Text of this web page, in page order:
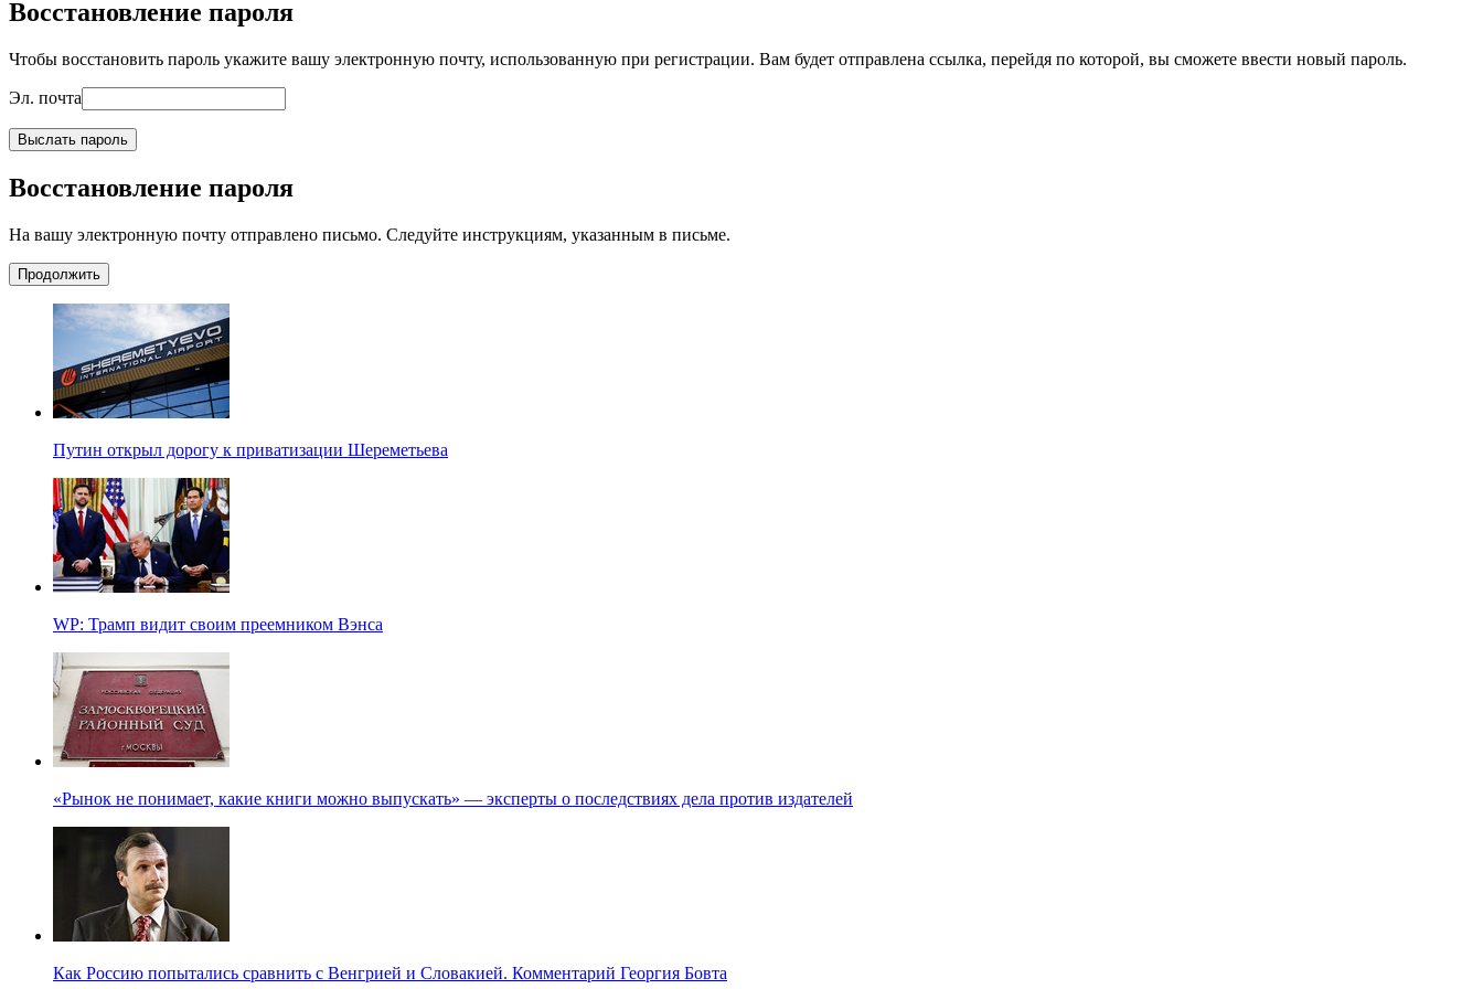
Восстановление пароля
Чтобы восстановить пароль укажите вашу электронную почту, использованную при регистрации. Вам будет отправлена ссылка, перейдя по которой, вы сможете ввести новый пароль.
Эл. почта
Выслать пароль
Восстановление пароля
На вашу электронную почту отправлено письмо. Следуйте инструкциям, указанным в письме.
Продолжить
Путин открыл дорогу к приватизации Шереметьева
WP: Трамп видит своим преемником Вэнса
«Рынок не понимает, какие книги можно выпускать» — эксперты о последствиях дела против издателей
Как Россию попытались сравнить с Венгрией и Словакией. Комментарий Георгия Бовта